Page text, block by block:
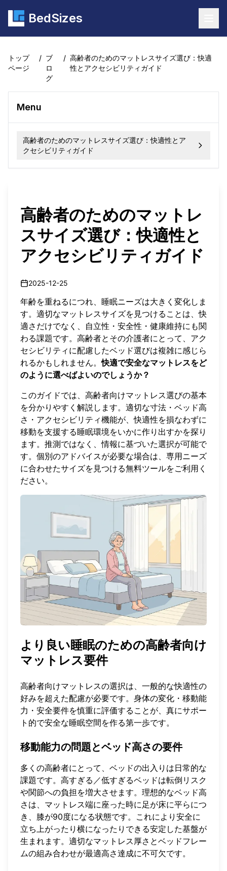
BedSizes
トップ
ページ
/ ブ
ロ
グ
/ 高齢者のためのマットレスサイズ選び：快適
性とアクセシビリティガイド
Menu
高齢者のためのマットレスサイズ選び：快適性とア
クセシビリティガイド
高齢者のためのマットレ
スサイズ選び：快適性と
アクセシビリティガイド
2025-12-25
年齢を重ねるにつれ、睡眠ニーズは大きく変化しま
す。適切なマットレスサイズを見つけることは、快
適さだけでなく、自立性・安全性・健康維持にも関
わる課題です。高齢者とその介護者にとって、アク
セシビリティに配慮したベッド選びは複雑に感じら
れるかもしれません。快適で安全なマットレスをど
のように選べばよいのでしょうか？
このガイドでは、高齢者向けマットレス選びの基本
を分かりやすく解説します。適切な寸法・ベッド高
さ・アクセシビリティ機能が、快適性を損なわずに
移動を支援する睡眠環境をいかに作り出すかを探り
ます。推測ではなく、情報に基づいた選択が可能で
す。個別のアドバイスが必要な場合は、専用ニーズ
に合わせたサイズを見つける無料ツールをご利用く
ださい。
より良い睡眠のための高齢者向け
マットレス要件
高齢者向けマットレスの選択は、一般的な快適性の
好みを超えた配慮が必要です。身体の変化・移動能
力・安全要件を慎重に評価することが、真にサポー
ト的で安全な睡眠空間を作る第一歩です。
移動能力の問題とベッド高さの要件
多くの高齢者にとって、ベッドの出入りは日常的な
課題です。高すぎる／低すぎるベッドは転倒リスク
や関節への負担を増大させます。理想的なベッド高
さは、マットレス端に座った時に足が床に平らにつ
き、膝が90度になる状態です。これにより安全に
立ち上がったり横になったりできる安定した基盤が
生まれます。適切なマットレス厚さとベッドフレー
ムの組み合わせが最適高さ達成に不可欠です。